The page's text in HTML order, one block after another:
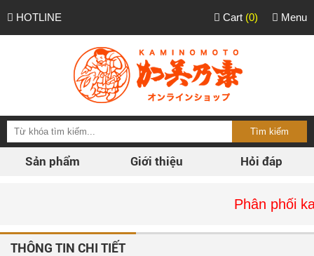
HOTLINE Menu
Cart (0)
Sản phẩm Giới thiệu Hỏi đáp
Phân phối
THÔNG TIN CHI TIẾT